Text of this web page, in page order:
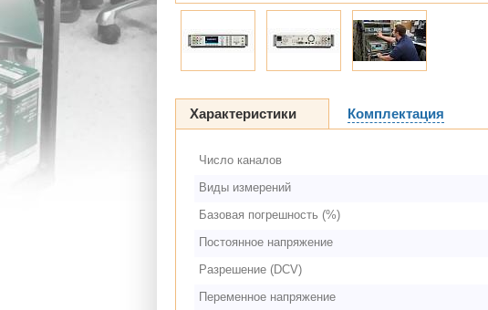
Характеристики Комплектация
Число каналов
Виды измерений
Базовая погрешность (%)
Постоянное напряжение
Разрешение (DCV)
Переменное напряжение